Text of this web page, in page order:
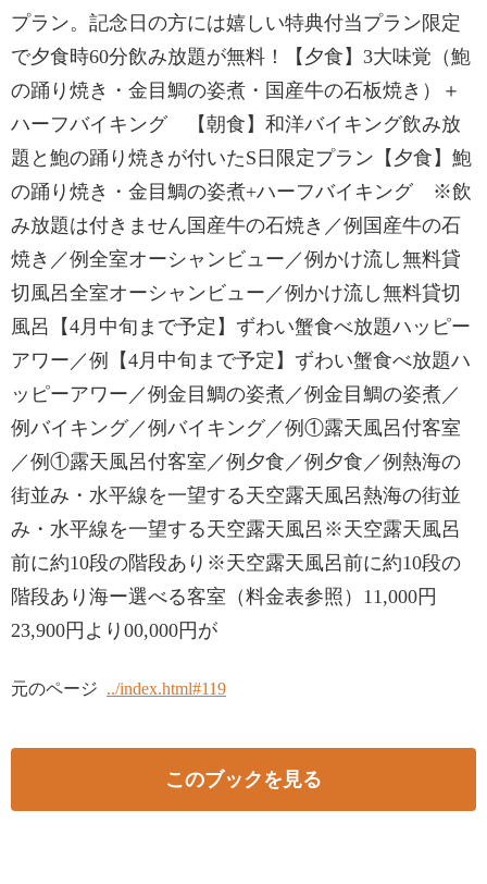
プラン。記念日の方には嬉しい特典付当プラン限定
で夕食時60分飲み放題が無料！【夕食】3大味覚（鮑
の踊り焼き・金目鯛の姿煮・国産牛の石板焼き）＋
ハーフバイキング 【朝食】和洋バイキング飲み放
題と鮑の踊り焼きが付いたS日限定プラン【夕食】鮑
の踊り焼き・金目鯛の姿煮+ハーフバイキング ※飲
み放題は付きません国産牛の石焼き／例国産牛の石
焼き／例全室オーシャンビュー／例かけ流し無料貸
切風呂全室オーシャンビュー／例かけ流し無料貸切
風呂【4月中旬まで予定】ずわい蟹食べ放題ハッピー
アワー／例【4月中旬まで予定】ずわい蟹食べ放題ハ
ッピーアワー／例金目鯛の姿煮／例金目鯛の姿煮／
例バイキング／例バイキング／例①露天風呂付客室
／例①露天風呂付客室／例夕食／例夕食／例熱海の
街並み・水平線を一望する天空露天風呂熱海の街並
み・水平線を一望する天空露天風呂※天空露天風呂
前に約10段の階段あり※天空露天風呂前に約10段の
階段あり海ー選べる客室（料金表参照）11,000円
23,900円より00,000円が
元のページ ../index.html#119
このブックを見る